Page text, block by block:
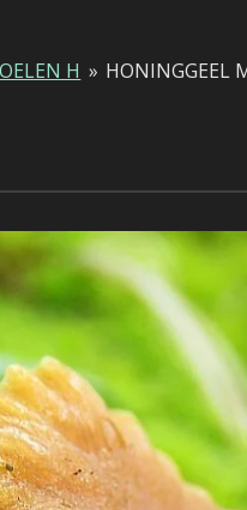
H » HONINGGEEL